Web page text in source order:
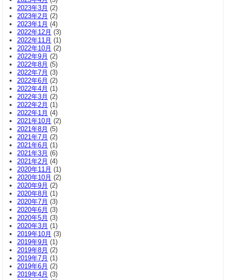
2023年3月 (2)
2023年2月 (2)
2023年1月 (4)
2022年12月 (3)
2022年11月 (1)
2022年10月 (2)
2022年9月 (2)
2022年8月 (5)
2022年7月 (3)
2022年6月 (2)
2022年4月 (1)
2022年3月 (2)
2022年2月 (1)
2022年1月 (4)
2021年10月 (2)
2021年8月 (5)
2021年7月 (2)
2021年6月 (1)
2021年3月 (6)
2021年2月 (4)
2020年11月 (1)
2020年10月 (2)
2020年9月 (2)
2020年8月 (1)
2020年7月 (3)
2020年6月 (3)
2020年5月 (3)
2020年3月 (1)
2019年10月 (3)
2019年9月 (1)
2019年8月 (2)
2019年7月 (1)
2019年6月 (2)
2019年4月 (3)